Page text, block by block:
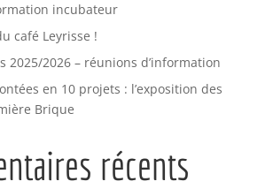
incubateur
café Leyrisse !
2025/2026 – réunions d’information
en 10 projets : l’exposition des
Brique
récents